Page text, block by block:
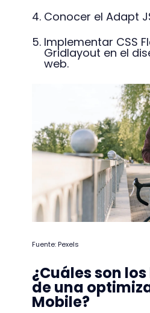
Conocer el Adapt
Implementar CSS
Gridlayout en el
web.
Fuente: Pexels
¿Cuáles son
de una
Mobile?